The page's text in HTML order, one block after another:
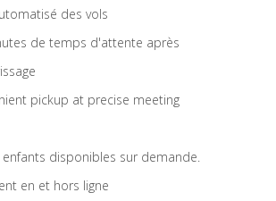
des vols
de temps d'attente après
pickup at precise meeting
enfants disponibles sur demande.
en et hors ligne